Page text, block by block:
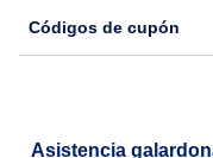
Códigos de cupón
Asistencia